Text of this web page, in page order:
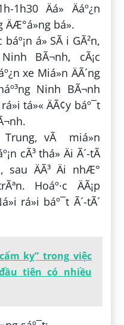
Äá» Äáº¿n
bá».
báº¡n á» SÃ i GÃ²n,
Ninh BÃ¬nh, cÃ¡c
xe Miá»n ÄÃ´ng
Ninh BÃ¬nh
tá»« ÄÃ¢y báº¯t
Trung, vÃ miá»n
cÃ³ thá» Äi Ã´-tÃ
sau ÄÃ³ Äi nhÆ°
Hoáº·c ÄÃ¡p
rá»i báº¯t Ã´-tÃ´
kỵ” trong việc
tiên có nhiều